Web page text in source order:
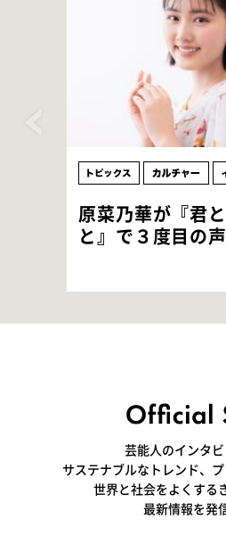
原菜乃華が『君
と』で３度目の
「お邪魔させて
感覚ですが､お
芸能人のインタビ
サステナブルなトレンド、プ
世界と社会をよくする
最新情報を発